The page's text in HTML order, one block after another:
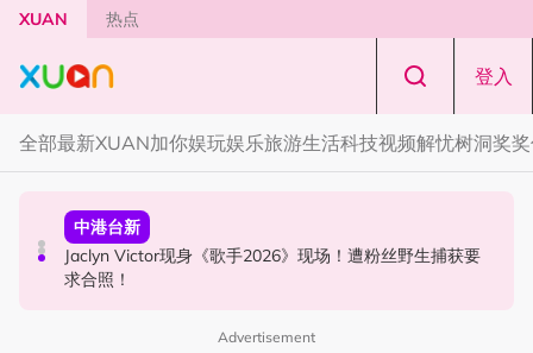
Skip to main content
XUAN 热点
登入
全部最新XUAN加你娱玩娱乐旅游生活科技视频解忧树洞奖
国际星闻
YG大楼遭女粉持高尔夫球杆猛砸！BLACKPINK 10周年最
新进展曝光！
中港台新
Jaclyn Victor现身《歌手2026》现场！遭粉丝野生捕获要
求合照！
中港台新
中国《歌手2026》 “歌王之战” 成绩出炉！胡彦斌夺得歌王
宝座！
Advertisement